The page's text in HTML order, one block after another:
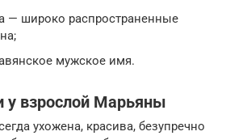
— широко распространенные
мужское имя.
у взрослой Марьяны
ухожена, красива, безупречно